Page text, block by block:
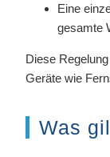
Eine
gesamte
Diese
Geräte wie
Was